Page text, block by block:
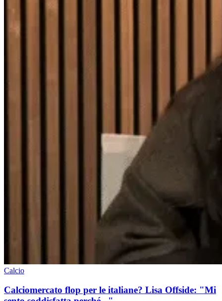
Calcio
Calciomercato flop per le italiane? Lisa Offside: "Mi